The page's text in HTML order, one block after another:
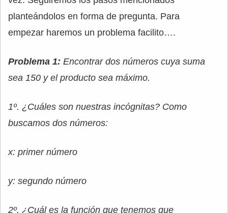
planteándolos en forma de pregunta. Para
empezar haremos un problema facilito….
Problema 1: Encontrar dos números cuya suma
sea 150 y el producto sea máximo.
1º. ¿Cuáles son nuestras incógnitas? Como
buscamos dos números:
x: primer número
y: segundo número
2º. ¿Cuál es la función que tenemos que